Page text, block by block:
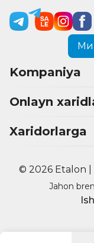
Kompaniya
Onlayn
Xaridorlarga
© 2026 Etalon
Jahon